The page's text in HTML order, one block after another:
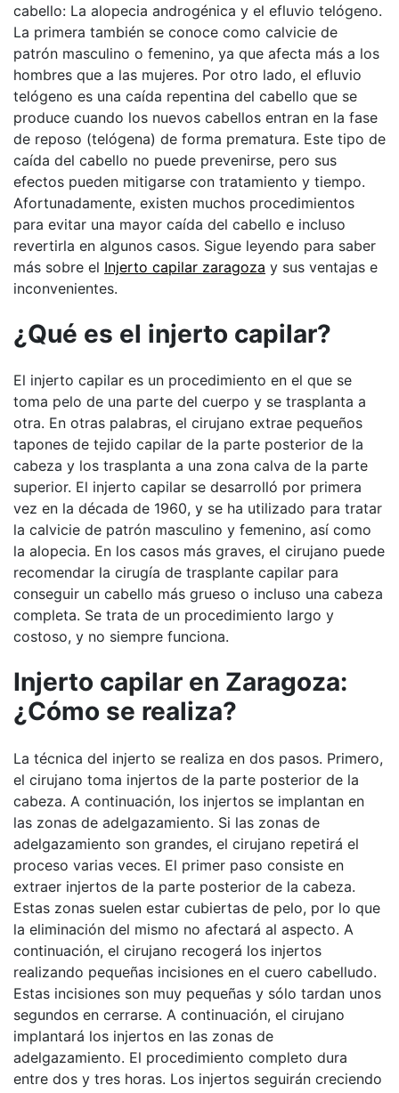
cabello: La alopecia androgénica y el efluvio telógeno.
La primera también se conoce como calvicie de
patrón masculino o femenino, ya que afecta más a los
hombres que a las mujeres. Por otro lado, el efluvio
telógeno es una caída repentina del cabello que se
produce cuando los nuevos cabellos entran en la fase
de reposo (telógena) de forma prematura. Este tipo de
caída del cabello no puede prevenirse, pero sus
efectos pueden mitigarse con tratamiento y tiempo.
Afortunadamente, existen muchos procedimientos
para evitar una mayor caída del cabello e incluso
revertirla en algunos casos. Sigue leyendo para saber
más sobre el Injerto capilar zaragoza y sus ventajas e
inconvenientes.
¿Qué es el injerto capilar?
El injerto capilar es un procedimiento en el que se
toma pelo de una parte del cuerpo y se trasplanta a
otra. En otras palabras, el cirujano extrae pequeños
tapones de tejido capilar de la parte posterior de la
cabeza y los trasplanta a una zona calva de la parte
superior. El injerto capilar se desarrolló por primera
vez en la década de 1960, y se ha utilizado para tratar
la calvicie de patrón masculino y femenino, así como
la alopecia. En los casos más graves, el cirujano puede
recomendar la cirugía de trasplante capilar para
conseguir un cabello más grueso o incluso una cabeza
completa. Se trata de un procedimiento largo y
costoso, y no siempre funciona.
Injerto capilar en Zaragoza:
¿Cómo se realiza?
La técnica del injerto se realiza en dos pasos. Primero,
el cirujano toma injertos de la parte posterior de la
cabeza. A continuación, los injertos se implantan en
las zonas de adelgazamiento. Si las zonas de
adelgazamiento son grandes, el cirujano repetirá el
proceso varias veces. El primer paso consiste en
extraer injertos de la parte posterior de la cabeza.
Estas zonas suelen estar cubiertas de pelo, por lo que
la eliminación del mismo no afectará al aspecto. A
continuación, el cirujano recogerá los injertos
realizando pequeñas incisiones en el cuero cabelludo.
Estas incisiones son muy pequeñas y sólo tardan unos
segundos en cerrarse. A continuación, el cirujano
implantará los injertos en las zonas de
adelgazamiento. El procedimiento completo dura
entre dos y tres horas. Los injertos seguirán creciendo